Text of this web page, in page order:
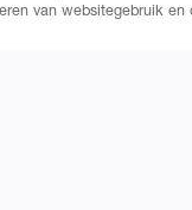
van websitegebruik en